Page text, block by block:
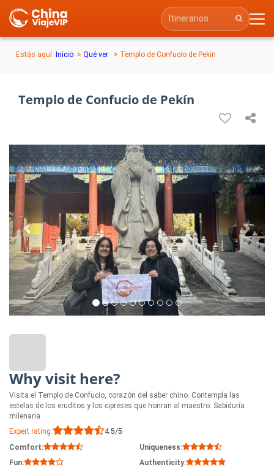
Estás aquí: Inicio > Qué ver > Templo de Confucio de Pekín
Templo de Confucio de Pekín
Previous Next
Why visit here?
Visita el Templo de Confucio, corazón del saber chino. Contempla las
estelas de los eruditos y los cipreses que honran al maestro. Sabiduría
milenaria.
Expert rating:
4.5/5
Comfort:
Uniqueness:
Fun:
Authenticity: